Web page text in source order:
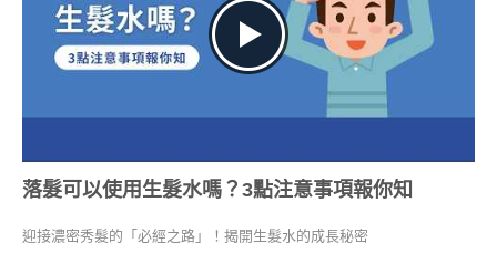
落髮可以使用生髮水嗎？3點注意事項報你知
迎接濃密秀髮的「必經之路」！揭開生髮水的成長秘密